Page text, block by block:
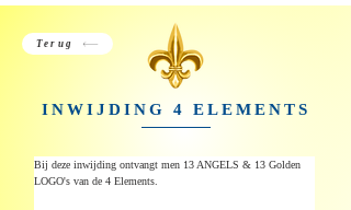
INWIJDING 4 ELEMENTS
Bij deze inwijding ontvangt men 13 ANGELS & 13 Golden
LOGO's van de 4 Elements.
Terug